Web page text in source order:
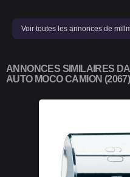
Voir toutes les annonces de
ANNONCES SIMILAIRES
AUTO MOCO CAMION (2067)